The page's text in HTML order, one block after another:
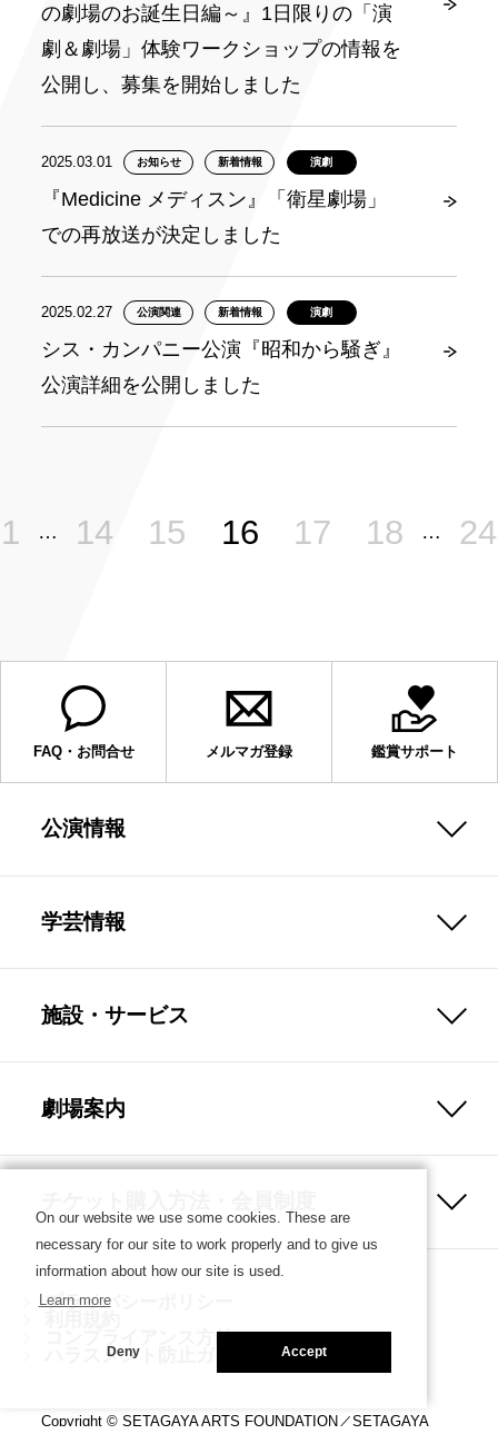
の劇場のお誕生日編～』1日限りの「演
劇＆劇場」体験ワークショップの情報を
公開し、募集を開始しました
2025.03.01 お知らせ 新着情報 演劇
『Medicine メディスン』「衛星劇場」
での再放送が決定しました
2025.02.27 公演関連 新着情報 演劇
シス・カンパニー公演『昭和から騒ぎ』
公演詳細を公開しました
1 … 14 15 16 17 18 … 24
FAQ・お問合せ メルマガ登録 鑑賞サポート
公演情報
学芸情報
施設・サービス
劇場案内
プライバシーポリシー
コンプライアンス方針
ハラスメント防止ガイドライン
Copyright © SETAGAYA ARTS FOUNDATION／SETAGAYA
On our website we use some cookies. These are
necessary for our site to work properly and to give us
information about how our site is used.
Learn more
Deny Accept